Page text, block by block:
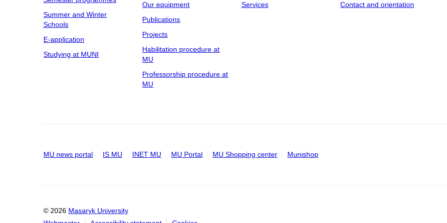
Summer and Winter
Schools
E-application
Studying at MUNI
Our equipment
Publications
Projects
Habilitation procedure at
MU
Professorship procedure at
MU
Services
Contact and orientation
MU news portal IS MU INET MU MU Portal MU Shopping center Munishop
© 2026 Masaryk University